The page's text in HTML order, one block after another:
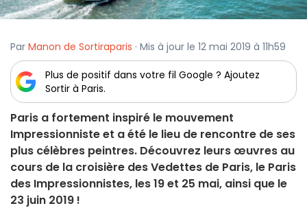
Par Manon de Sortiraparis · Mis à jour le 12 mai 2019 à 11h59
Plus de positif dans votre fil Google ? Ajoutez
Sortir à Paris.
Paris a fortement inspiré le mouvement
Impressionniste et a été le lieu de rencontre de ses
plus célèbres peintres. Découvrez leurs œuvres au
cours de la croisière des Vedettes de Paris, le Paris
des Impressionnistes, les 19 et 25 mai, ainsi que le
23 juin 2019 !